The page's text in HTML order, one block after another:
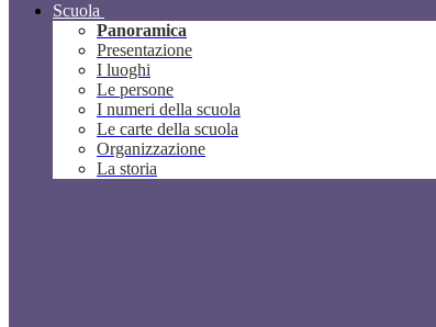
Scuola
Panoramica
Presentazione
I luoghi
Le persone
I numeri della scuola
Le carte della scuola
Organizzazione
La storia